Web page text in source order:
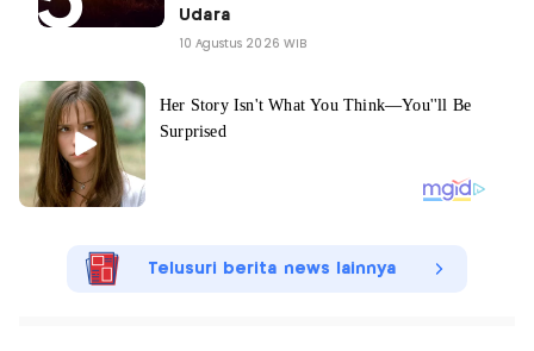
Udara
10 Agustus 2026 WIB
Telusuri berita news lainnya